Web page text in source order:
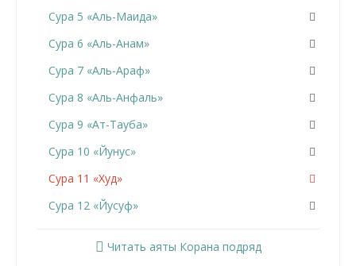
Сура 5 «Аль-Маида»
Сура 6 «Аль-Анам»
Сура 7 «Аль-Араф»
Сура 8 «Аль-Анфаль»
Сура 9 «Ат-Тауба»
Сура 10 «Йунус»
Сура 11 «Худ»
Сура 12 «Йусуф»
Читать аяты Корана подряд